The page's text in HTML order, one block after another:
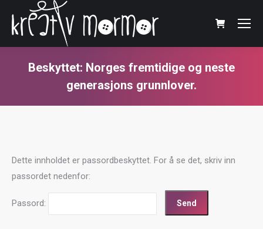
Beskyttet: Norges fremtidige og neste
generasjons grunnlover.
Dette innholdet er passordbeskyttet. For å se det, skriv inn
passordet nedenfor:
Passord: